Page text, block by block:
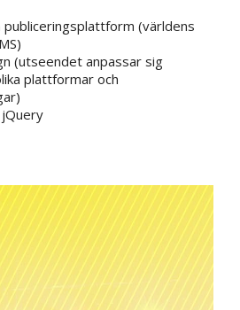
(världens
(utseendet anpassar sig
plattformar och
jQuery